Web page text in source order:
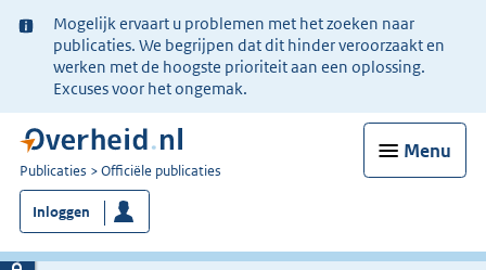
Ter
informatie:
Mogelijk ervaart u problemen met het zoeken naar
publicaties. We begrijpen dat dit hinder veroorzaakt en
werken met de hoogste prioriteit aan een oplossing.
Excuses voor het ongemak.
Menu
U
bent
nu
hier:
Publicaties Officiële publicaties
Inloggen